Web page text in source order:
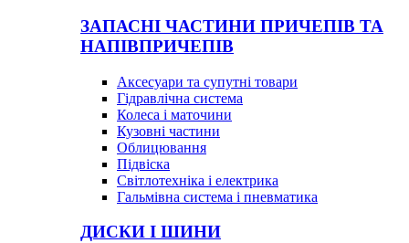
ЗАПАСНІ ЧАСТИНИ ПРИЧЕПІВ ТА
НАПІВПРИЧЕПІВ
Аксесуари та супутні товари
Гідравлічна система
Колеса і маточини
Кузовні частини
Облицювання
Підвіска
Світлотехніка і електрика
Гальмівна система і пневматика
ДИСКИ І ШИНИ